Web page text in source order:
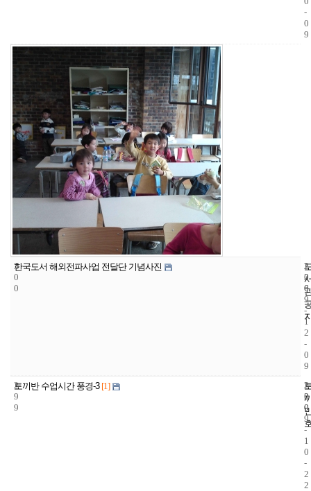
-
0
9
3
0
0
한국도서 해외전파사업 전달단 기념사진
2
2
6
2
0
0
9
-
1
2
-
0
9
2
9
9
토끼반 수업시간 풍경-3 [1]
2
2
0
2
0
0
9
-
1
0
-
2
2